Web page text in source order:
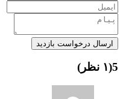
ارسال درخواست بازدید
5(۱ نظر)